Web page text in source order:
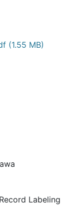
(1.55 MB)
Labeling